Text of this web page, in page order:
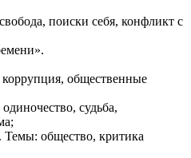
поиски себя, конфликт с
общественные
судьба,
общество, критика